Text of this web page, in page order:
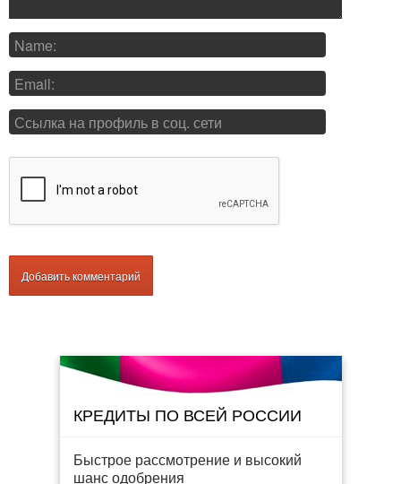
КРЕДИТЫ ПО ВСЕЙ РОССИИ
Быстрое рассмотрение и высокий
шанс одобрения